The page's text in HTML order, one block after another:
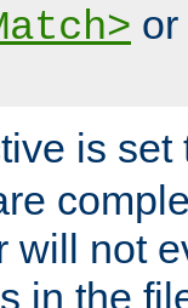
or
is
will not
in the